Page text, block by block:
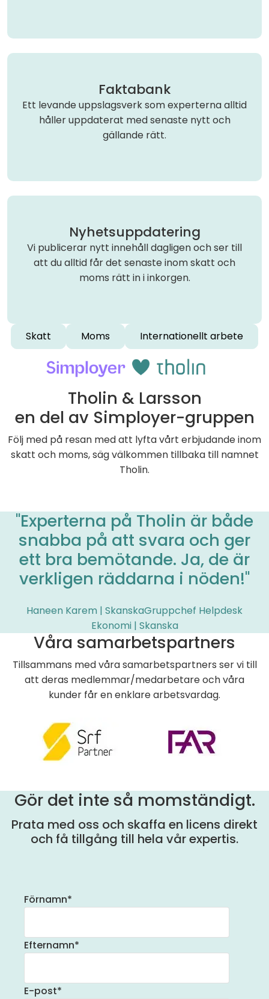
Faktabank
Ett levande uppslagsverk som experterna alltid
håller uppdaterat med senaste nytt och
gällande rätt.
Nyhetsuppdatering
Vi publicerar nytt innehåll dagligen och ser till
att du alltid får det senaste inom skatt och
moms rätt in i inkorgen.
Skatt Moms Internationellt arbete
Tholin & Larsson
en del av Simployer-gruppen
Följ med på resan med att lyfta vårt erbjudande inom
skatt och moms, säg välkommen tillbaka till namnet
Tholin.
"Experterna på Tholin är både
snabba på att svara och ger
ett bra bemötande. Ja, de är
verkligen räddarna i nöden!"
Haneen Karem | SkanskaGruppchef Helpdesk
Ekonomi | Skanska
Våra samarbetspartners
Tillsammans med våra samarbetspartners ser vi till
att deras medlemmar/medarbetare och våra
kunder får en enklare arbetsvardag.
Gör det inte så momständigt.
Prata med oss och skaffa en licens direkt
och få tillgång till hela vår expertis.
Förnamn*
Efternamn*
E-post*